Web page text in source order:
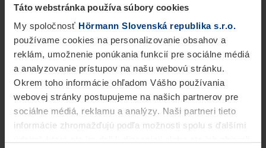
Táto webstránka používa súbory cookies
My spoločnosť Hörmann Slovenská republika s.r.o.
používame cookies na personalizovanie obsahov a
reklám, umožnenie ponúkania funkcií pre sociálne médiá
a analyzovanie prístupov na našu webovú stránku.
Okrem toho informácie ohľadom Vášho používania
webovej stránky postupujeme na našich partnerov pre
sociálne médiá, reklamu a analýzy. Naši partneri tieto
informácie zhromažďujú podľa možnosti spolu s ďalšími